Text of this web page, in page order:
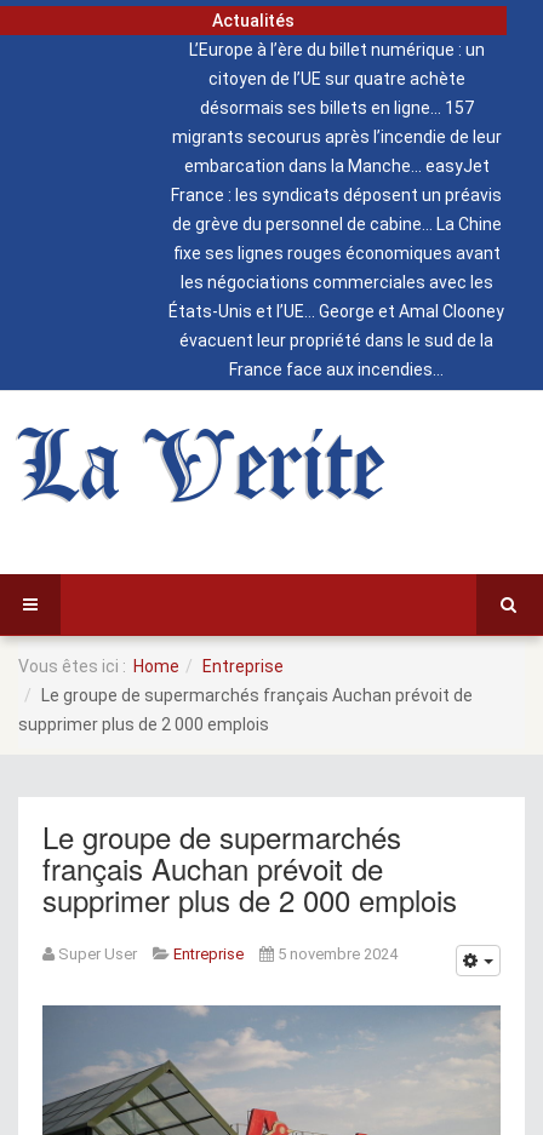
Actualités
L’Europe à l’ère du billet numérique : un
citoyen de l’UE sur quatre achète
désormais ses billets en ligne
157
migrants secourus après l’incendie de leur
embarcation dans la Manche
easyJet
France : les syndicats déposent un préavis
de grève du personnel de cabine
La Chine
fixe ses lignes rouges économiques avant
les négociations commerciales avec les
États-Unis et l’UE
George et Amal Clooney
évacuent leur propriété dans le sud de la
France face aux incendies
La Verite
Vous êtes ici : Home
Entreprise
Le groupe de supermarchés français Auchan prévoit de
supprimer plus de 2 000 emplois
Le groupe de supermarchés
français Auchan prévoit de
supprimer plus de 2 000 emplois
Super User Entreprise 5 novembre 2024